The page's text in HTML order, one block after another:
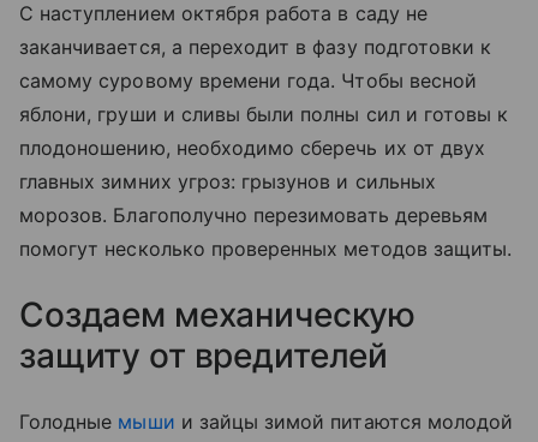
С наступлением октября работа в саду не
заканчивается, а переходит в фазу подготовки к
самому суровому времени года. Чтобы весной
яблони, груши и сливы были полны сил и готовы к
плодоношению, необходимо сберечь их от двух
главных зимних угроз: грызунов и сильных
морозов. Благополучно перезимовать деревьям
помогут несколько проверенных методов защиты.
Создаем механическую
защиту от вредителей
Голодные мыши и зайцы зимой питаются молодой